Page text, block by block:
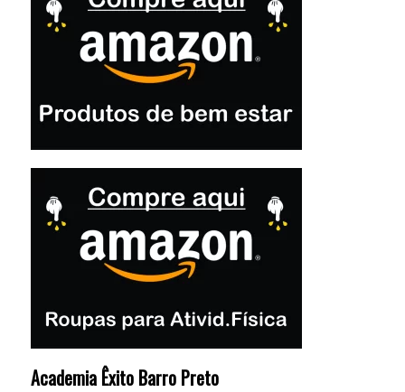
Academia Êxito Barro Preto